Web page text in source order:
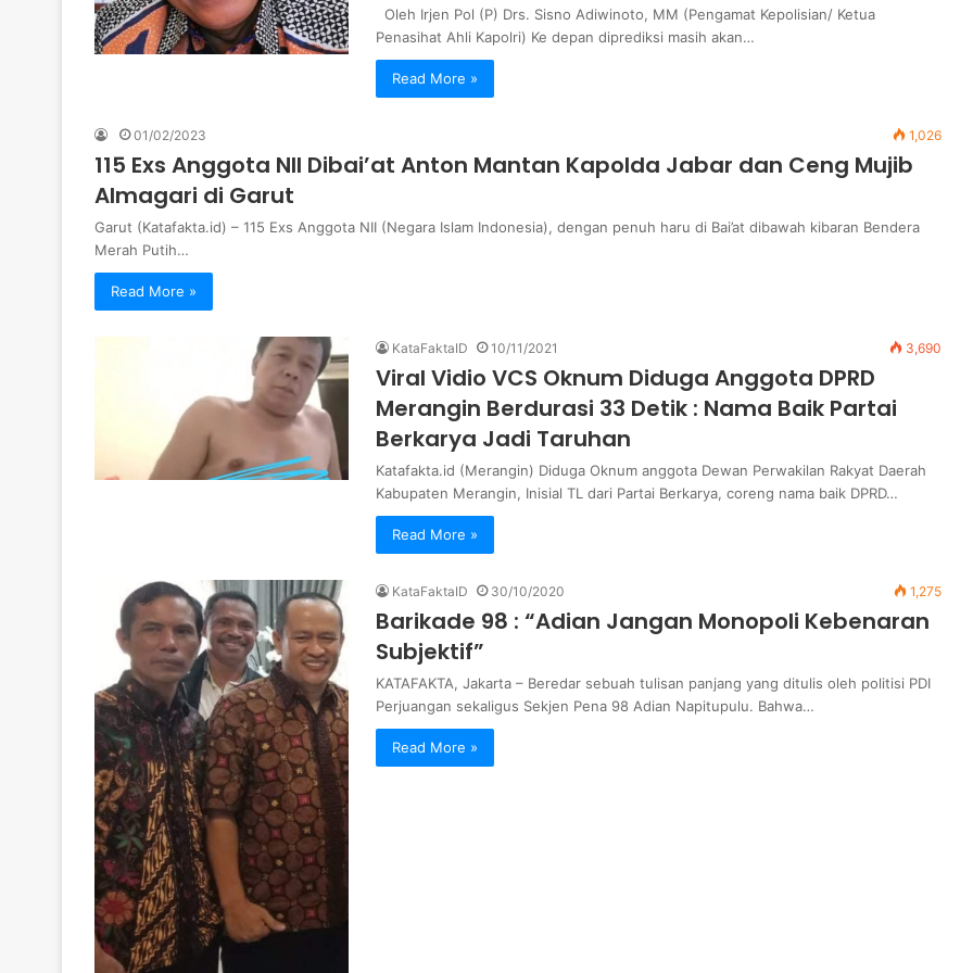
Oleh Irjen Pol (P) Drs. Sisno Adiwinoto, MM (Pengamat Kepolisian/ Ketua
Penasihat Ahli Kapolri) Ke depan diprediksi masih akan…
Read More »
01/02/2023 1,026
115 Exs Anggota NII Dibai’at Anton Mantan Kapolda Jabar dan Ceng Mujib
Almagari di Garut
Garut (Katafakta.id) – 115 Exs Anggota NII (Negara Islam Indonesia), dengan penuh haru di Bai’at dibawah kibaran Bendera
Merah Putih…
Read More »
KataFaktaID 10/11/2021 3,690
Viral Vidio VCS Oknum Diduga Anggota DPRD
Merangin Berdurasi 33 Detik : Nama Baik Partai
Berkarya Jadi Taruhan
Katafakta.id (Merangin) Diduga Oknum anggota Dewan Perwakilan Rakyat Daerah
Kabupaten Merangin, Inisial TL dari Partai Berkarya, coreng nama baik DPRD…
Read More »
KataFaktaID 30/10/2020 1,275
Barikade 98 : “Adian Jangan Monopoli Kebenaran
Subjektif”
KATAFAKTA, Jakarta – Beredar sebuah tulisan panjang yang ditulis oleh politisi PDI
Perjuangan sekaligus Sekjen Pena 98 Adian Napitupulu. Bahwa…
Read More »